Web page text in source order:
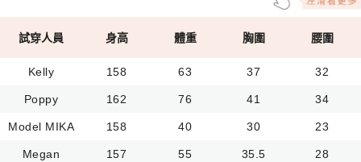
試穿人員 身高 體重 胸圍 腰圍
Kelly 158 63 37 32
Poppy 162 76 41 34
Model MIKA 158 40 30 23
Megan 157 55 35.5 28